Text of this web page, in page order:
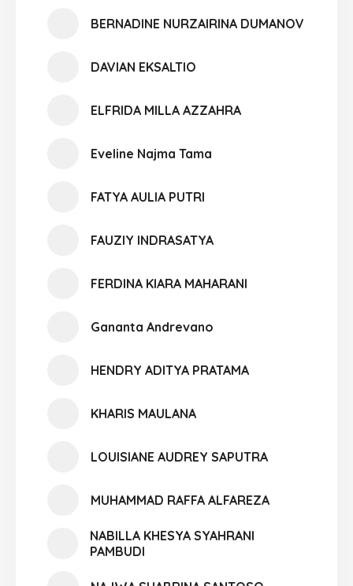
BERNADINE NURZAIRINA DUMANOV
DAVIAN EKSALTIO
ELFRIDA MILLA AZZAHRA
Eveline Najma Tama
FATYA AULIA PUTRI
FAUZIY INDRASATYA
FERDINA KIARA MAHARANI
Gananta Andrevano
HENDRY ADITYA PRATAMA
KHARIS MAULANA
LOUISIANE AUDREY SAPUTRA
MUHAMMAD RAFFA ALFAREZA
NABILLA KHESYA SYAHRANI
PAMBUDI